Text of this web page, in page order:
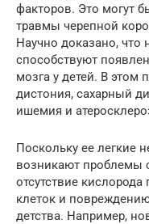
факторов. Это могут
травмы черепной
Научно доказано, что
способствуют
мозга у детей. В этом
дистония, сахарный
ишемия и
Поскольку ее легкие
возникают проблемы
отсутствие
клеток и
детства. Например,